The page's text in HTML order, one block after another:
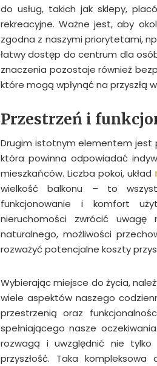
do usług, takich jak sklepy,
rekreacyjne. Ważne jest, aby
zgodna z naszymi priorytetami,
łatwy dostęp do centrum dla
znaczenia pozostaje również
które mogą wpłynąć na przyszłą
Przestrzeń i
Drugim istotnym elementem jest
która powinna odpowiadać
mieszkańców. Liczba pokoi, układ
wielkość balkonu – to
funkcjonowanie i komfort
nieruchomości zwrócić
naturalnego, możliwości
rozważyć potencjalne koszty
Wybierając miejsce do życia,
wiele aspektów naszego
przestrzenią oraz
spełniającego nasze
rozwagą i uwzględnić nie
przyszłość. Taka